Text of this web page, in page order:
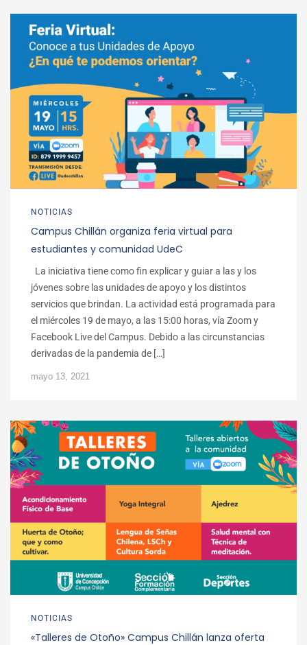
NOTICIAS
Campus Chillán organiza feria virtual para
estudiantes y comunidad UdeC
La iniciativa tiene como fin explicar y guiar a las y los
jóvenes sobre las unidades de apoyo y los distintos
servicios que brindan. La actividad está programada para
el miércoles 19 de mayo, a las 15:00 horas, vía Zoom y
Facebook Live del Campus. Debido a las circunstancias
derivadas de la pandemia de […]
mayo 13, 2021
NOTICIAS
«Talleres de Otoño» Campus Chillán lanza oferta